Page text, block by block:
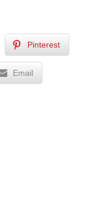
Pinterest
Email